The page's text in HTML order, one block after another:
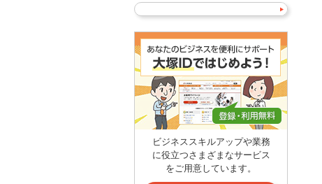
ビジネススキルアップや業務
に役立つさまざまなサービス
をご用意しています。